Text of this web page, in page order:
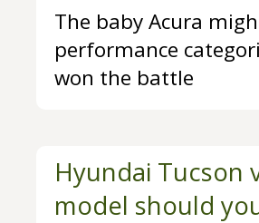
The baby Acura
performance
won the battle
Hyundai Tucson
model should